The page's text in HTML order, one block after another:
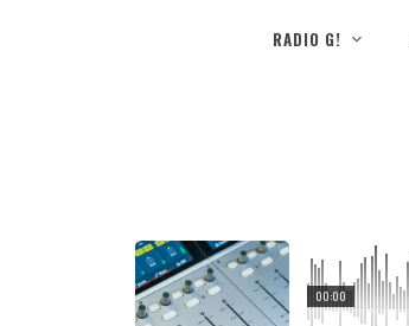
RADIO G!
00:00